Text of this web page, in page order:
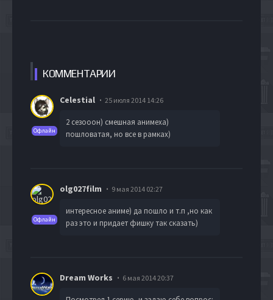
КОММЕНТАРИИ
Офлайн
Celestial 25 июля 2014 14:26
2 сезооон) смешная анимеха)
пошловатая, но все в рамках)
Офлайн
olg027film 9 мая 2014 02:27
интересное аниме) да пошло и т.п ,но как
раз это и придает фишку так сказать)
Dream Works 6 мая 2014 20:37